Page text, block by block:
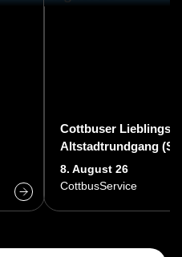
Cottbuser
Altstadtrundgang
8. August 26
CottbusService